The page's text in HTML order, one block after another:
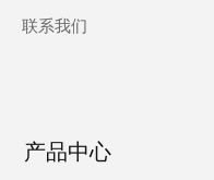
联系我们
产品中心